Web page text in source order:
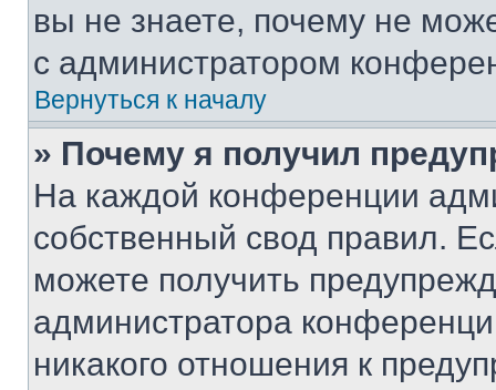
вы не знаете, почему не
с администратором
Вернуться к началу
» Почему я получил
На каждой конференции
собственный свод правил.
можете получить
администратора
никакого отношения к